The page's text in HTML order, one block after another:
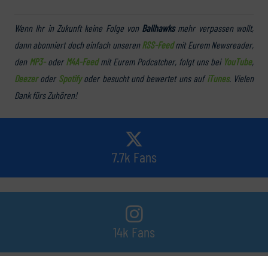
Wenn Ihr in Zukunft keine Folge von Ballhawksmehr verpassen wollt,
dann abonniert doch einfach unserenRSS-Feedmit Eurem Newsreader,
den MP3-oder M4A-Feedmit Eurem Podcatcher, folgt uns bei YouTube,
Deezeroder Spotifyoder besucht und bewertet uns aufiTunes. Vielen
Dank fürs Zuhören!
7.7k Fans
14k Fans